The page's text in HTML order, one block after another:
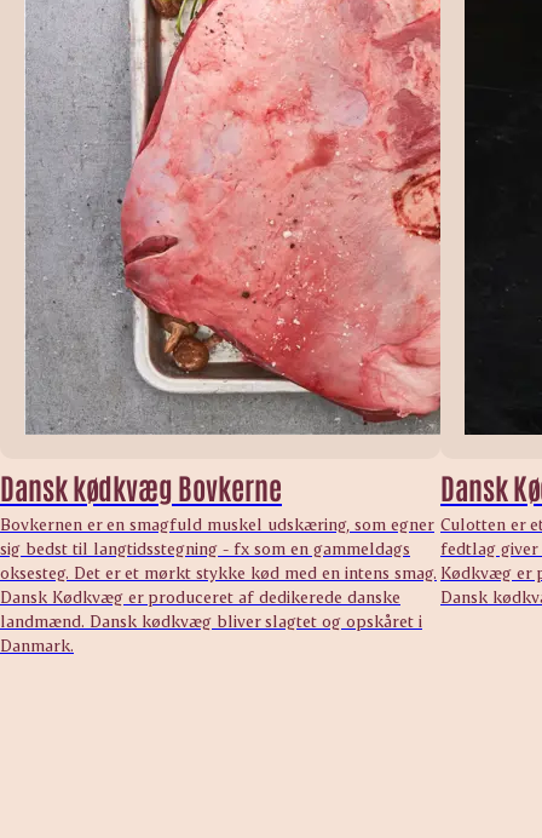
Dansk kødkvæg Bovkerne
Bovkernen er en smagfuld muskel udskæring, som egner
sig bedst til langtidsstegning - fx som en gammeldags
oksesteg. Det er et mørkt stykke kød med en intens smag.
Dansk Kødkvæg er produceret af dedikerede danske
landmænd. Dansk kødkvæg bliver slagtet og opskåret i
Danmark.
Dansk
Culotten er
fedtlag
Kødkvæg er
Dansk